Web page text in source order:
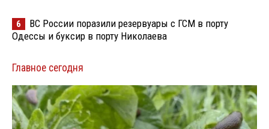
6
ВС России поразили резервуары с ГСМ в порту
Одессы и буксир в порту Николаева
Главное сегодня